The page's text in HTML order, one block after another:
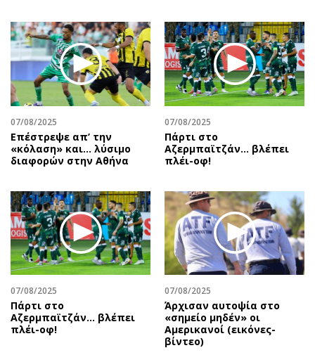
07/08/2025
Επέστρεψε απ’ την
«κόλαση» και… λύσιμο
διαφορών στην Αθήνα
07/08/2025
Πάρτι στο
Αζερμπαϊτζάν… βλέπει
πλέι-οφ!
07/08/2025
Πάρτι στο
Αζερμπαϊτζάν… βλέπει
πλέι-οφ!
07/08/2025
Άρχισαν αυτοψία στο
«σημείο μηδέν» οι
Αμερικανοί (εικόνες-
βίντεο)